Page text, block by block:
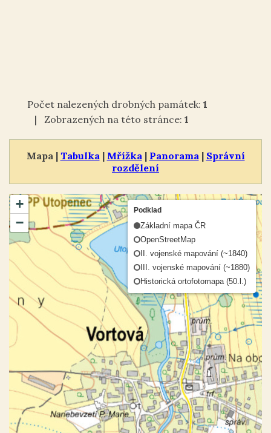
Počet nalezených drobných památek: 1
| Zobrazených na této stránce: 1
Mapa | Tabulka | Mřížka | Panorama | Správní
rozdělení
+
−
Podklad
Základní mapa ČR
OpenStreetMap
II. vojenské mapování (~1840)
III. vojenské mapování (~1880)
Historická ortofotomapa (50.l.)